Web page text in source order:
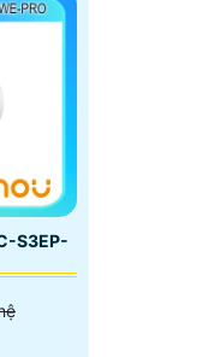
nhập.
kỳ
rất tốt
S3EP-